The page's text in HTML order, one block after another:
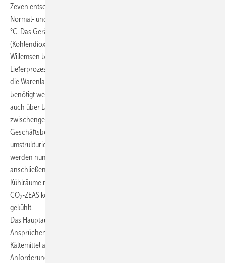
Zeven entschied man sich aus diesen Gründen für die CO
Normal- und Tiefkühlung mit einer Kälteleistung von 25,5 kW bei -10
°C. Das Gerät arbeitet mit dem natürlichen Kältemittel R 744
(Kohlendioxid) und kühlt besonders klimaschonend.
Willemsen bietet Kunden die Möglichkeit, ihre Produktions- und
Lieferprozesse auf eine „just-in-time“ Basis umzustellen. Sie übernimmt
die Warenlagerversorgung und liefert die Produkte dann, wenn sie
benötigt werden. Neben Produktionsbereichen verfügt Willemsen
auch über Lagerflächen, auf denen große Mengen an Materialien
zwischengelagert werden können. Für den weiteren Ausbau der
Geschäftsbereiche wurden vor kurzem eine bestehende Lagerhalle
umstrukturiert und darin zwei neue Kühlräume eingerichtet. Dort
werden nun Molkereiprodukte neuverpackt und für den
anschließenden Weitertransport gelagert. Die beiden neuen
Kühlräume mit einer Größe von 175 m² und 52 m² werden von der
CO2-ZEAS konstant auf eine optimale Raumtemperatur von 5 bis 6 °C
gekühlt.
Das Hauptaugenmerk lag darauf, eine Anlage zu installieren, die den
Ansprüchen des Kunden gerecht wird und mit einem natürlichen
Kältemittel arbeitet, um zukunftssicher zu sein. Auch die
Anforderungen an die Energieeffizienz der Anlage waren von Seiten